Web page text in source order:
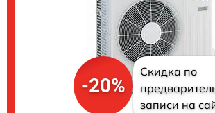
-20%
Скидка по
записи на